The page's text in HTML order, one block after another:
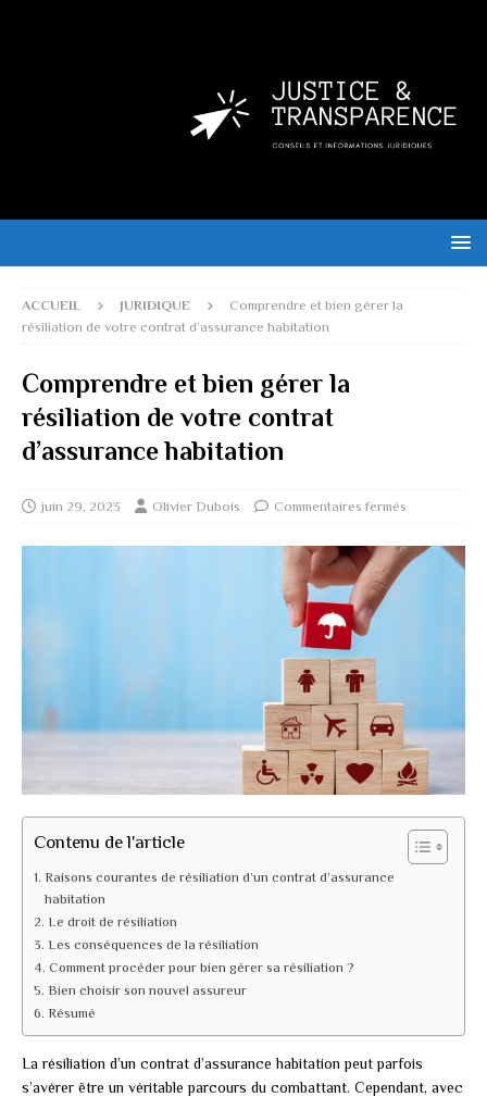
ACCUEIL JURIDIQUE
Comprendre et bien gérer la
résiliation de votre contrat d’assurance habitation
Comprendre et bien gérer la
résiliation de votre contrat
d’assurance habitation
juin 29, 2023 Olivier Dubois Commentaires fermés
Contenu de l'article
Raisons courantes de résiliation d’un contrat d’assurance
habitation
Le droit de résiliation
Les conséquences de la résiliation
Comment procéder pour bien gérer sa résiliation ?
Bien choisir son nouvel assureur
Résumé
La résiliation d’un contrat d’assurance habitation peut parfois
s’avérer être un véritable parcours du combattant. Cependant, avec